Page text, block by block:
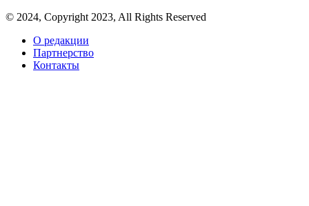
© 2024, Copyright 2023, All Rights Reserved
О редакции
Партнерство
Контакты